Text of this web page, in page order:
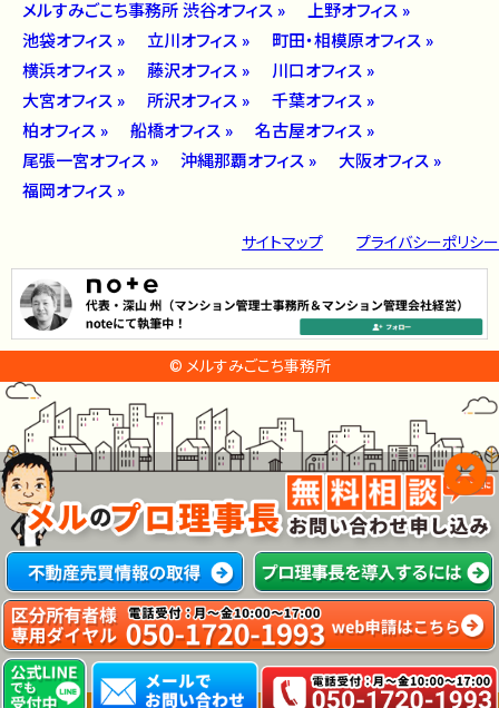
メルすみごこち事務所 渋谷オフィス »
上野オフィス »
池袋オフィス »
立川オフィス »
町田・相模原オフィス »
横浜オフィス »
藤沢オフィス »
川口オフィス »
大宮オフィス »
所沢オフィス »
千葉オフィス »
柏オフィス »
船橋オフィス »
名古屋オフィス »
尾張一宮オフィス »
沖縄那覇オフィス »
大阪オフィス »
福岡オフィス »
サイトマップ プライバシーポリシー
© メルすみごこち事務所